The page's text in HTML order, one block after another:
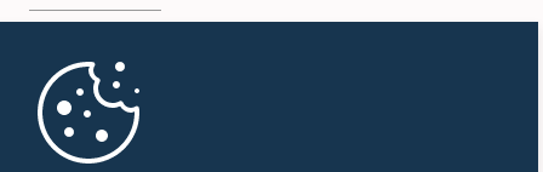
முதற்பக்கம்
பாராளுமன்ற கையடக்க செயலி